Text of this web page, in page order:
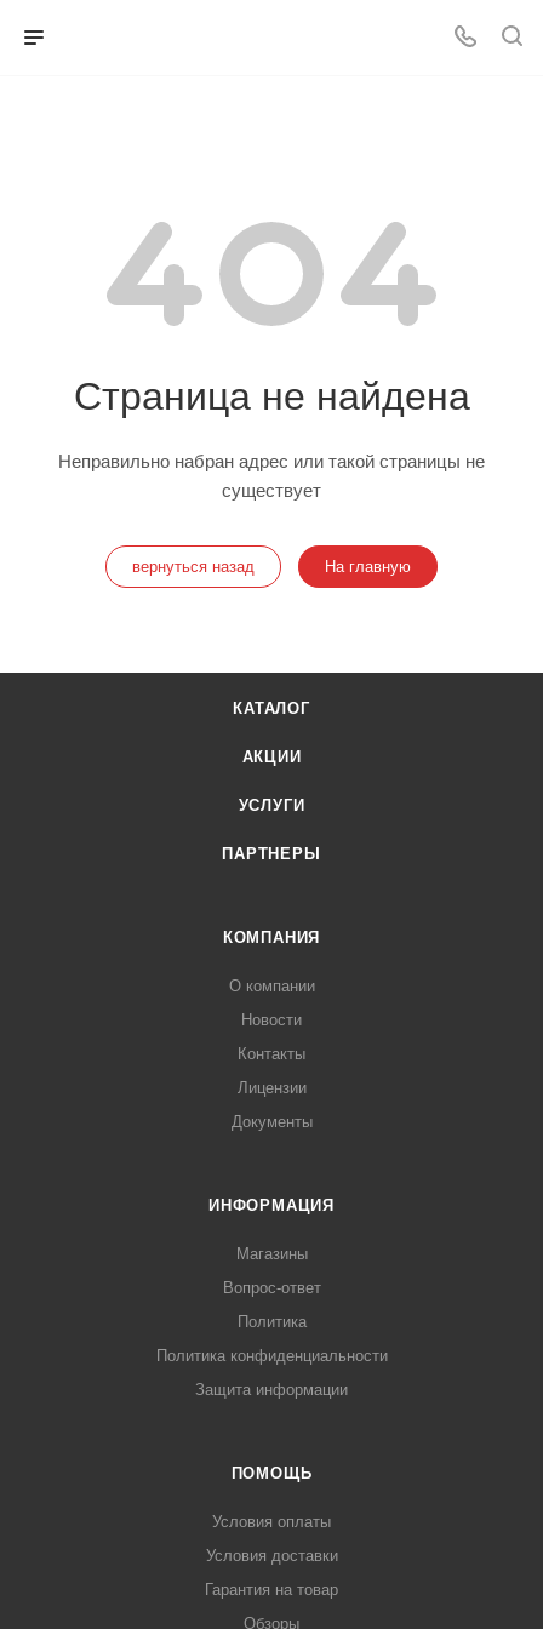
Страница не найдена
Неправильно набран адрес или такой страницы не
существует
вернуться назад На главную
КАТАЛОГ
АКЦИИ
УСЛУГИ
ПАРТНЕРЫ
КОМПАНИЯ
О компании
Новости
Контакты
Лицензии
Документы
ИНФОРМАЦИЯ
Магазины
Вопрос-ответ
Политика
Политика конфиденциальности
Защита информации
ПОМОЩЬ
Условия оплаты
Условия доставки
Гарантия на товар
Обзоры